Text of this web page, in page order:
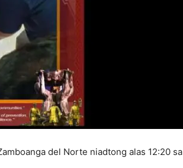
del Norte niadtong alas 12:20 sa